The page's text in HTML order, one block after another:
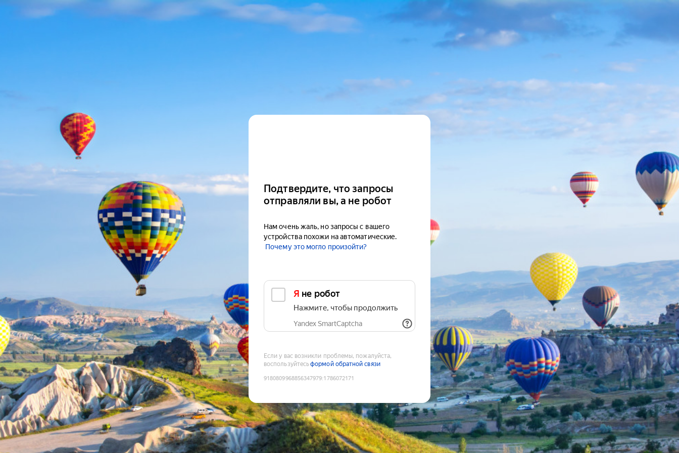
Подтвердите, что запросы
отправляли вы, а не робот
Нам очень жаль, но запросы с вашего
устройства похожи на автоматические.
Почему это могло произойти?
Я не робот
Нажмите, чтобы продолжить
Yandex SmartCaptcha
Если у вас возникли проблемы, пожалуйста,
воспользуйтесьформой обратной связи
9180809968856347979:1786072171